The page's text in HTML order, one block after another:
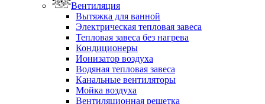
Вентиляция
Вытяжка для ванной
Электрическая тепловая завеса
Тепловая завеса без нагрева
Кондиционеры
Ионизатор воздуха
Водяная тепловая завеса
Канальные вентиляторы
Мойка воздуха
Вентиляционная решетка